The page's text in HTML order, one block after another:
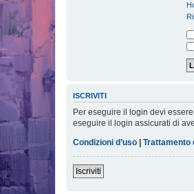
ISCRIVITI
Per eseguire il login devi
eseguire il login assicurati di
Condizioni d’uso | Trattamento
Iscriviti